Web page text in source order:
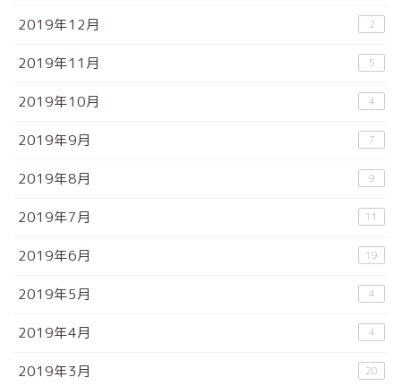
2019年12月 2
2019年11月 5
2019年10月 4
2019年9月 7
2019年8月 9
2019年7月 11
2019年6月 19
2019年5月 4
2019年4月 4
2019年3月 20